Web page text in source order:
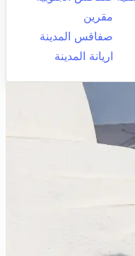
مقرين
صفاقس المدينة
اريانة المدينة